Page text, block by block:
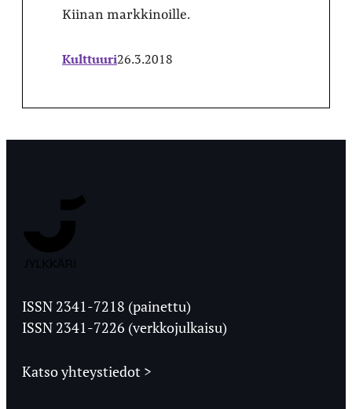
Kiinan markkinoille.
Kulttuuri26.3.2018
Ylioppilaslehti
ISSN 2341-7218 (painettu)
ISSN 2341-7226 (verkkojulkaisu)
Katso yhteystiedot >